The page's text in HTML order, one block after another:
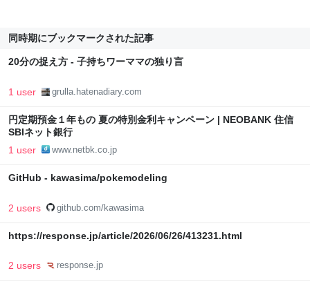
同時期にブックマークされた記事
20分の捉え方 - 子持ちワーママの独り言
1 user grulla.hatenadiary.com
円定期預金１年もの 夏の特別金利キャンペーン | NEOBANK 住信
SBIネット銀行
1 user www.netbk.co.jp
GitHub - kawasima/pokemodeling
2 users github.com/kawasima
https://response.jp/article/2026/06/26/413231.html
2 users response.jp